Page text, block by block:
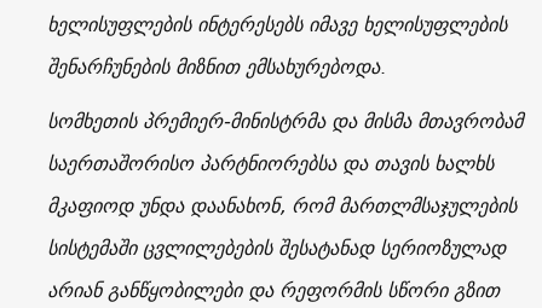
ხელისუფლების ინტერესებს იმავე ხელისუფლების
შენარჩუნების მიზნით ემსახურებოდა.
სომხეთის პრემიერ-მინისტრმა და მისმა მთავრობამ
საერთაშორისო პარტნიორებსა და თავის ხალხს
მკაფიოდ უნდა დაანახონ, რომ მართლმსაჯულების
სისტემაში ცვლილებების შესატანად სერიოზულად
არიან განწყობილები და რეფორმის სწორი გზით